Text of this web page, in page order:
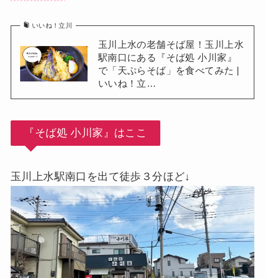
いいね！立川
玉川上水の老舗そば屋！玉川上水
駅南口にある『そば処 小川家』
で「天ぷらそば」を食べてみた |
いいね！立…
『そば処 小川家』はここ
玉川上水駅南口を出て徒歩３分ほど↓